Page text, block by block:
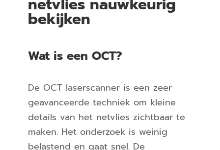
bekijken
Wat is een OCT?
De OCT laserscanner is een zeer
geavanceerde techniek om kleine
details van het netvlies zichtbaar te
maken. Het onderzoek is weinig
belastend en gaat snel. De